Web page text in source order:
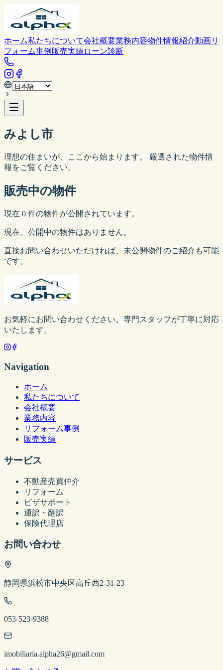
ホーム私たちについて会社概要業務内容物件情報紹介動画リ
フォーム事例 販売実績ローン診断
みよし市
理想の住まいが、ここから始まります。 厳選された物件情
報をご覧ください。
販売中の物件
現在 0 件の物件が公開されています。
現在、公開中の物件はありません。
直接お問い合わせいただければ、未公開物件のご紹介も可能
です。
お気軽にお問い合わせください。専門スタッフが丁寧に対応
いたします。
Navigation
ホーム
私たちについて
会社概要
業務内容
リフォーム事例
販売実績
サービス
不動産売買仲介
リフォーム
ビザサポート
通訳・翻訳
保険代理店
お問い合わせ
静岡県浜松市中央区高丘西2-31-23
053-523-9388
imobiliaria.alpha26@gmail.com